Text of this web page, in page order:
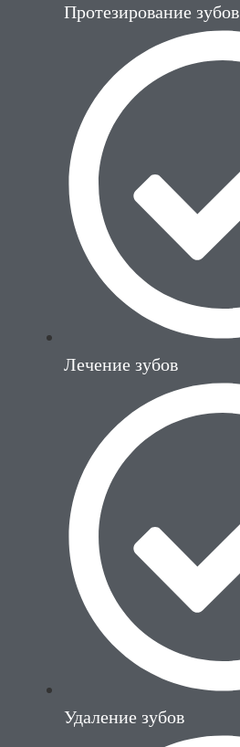
Протезирование зубов
Лечение зубов
Удаление зубов